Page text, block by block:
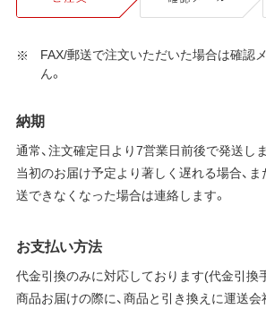
FAX/郵送で注文いただいた場合は確認
ん。
納期
通常、注文確定日より7営業日前後で発送しま
当初のお届け予定より著しく遅れる場合、
送できなくなった場合は連絡します。
お支払い方法
代金引換のみに対応しております(代金引換
商品お届けの際に、商品と引き換えに運送